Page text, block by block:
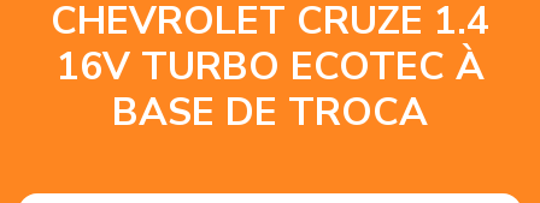
CHEVROLET CRUZE 1.4
16V TURBO ECOTEC À
BASE DE TROCA